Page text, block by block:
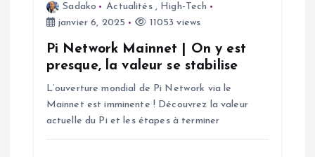
Sadako Actualités, High-Tech
janvier 6, 2025
11053 views
Pi Network Mainnet | On y est
presque, la valeur se stabilise
L’ouverture mondial de Pi Network via le
Mainnet est imminente ! Découvrez la valeur
actuelle du Pi et les étapes à terminer